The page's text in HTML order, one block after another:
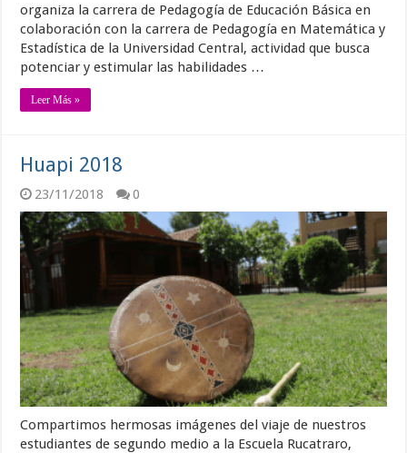
organiza la carrera de Pedagogía de Educación Básica en
colaboración con la carrera de Pedagogía en Matemática y
Estadística de la Universidad Central, actividad que busca
potenciar y estimular las habilidades …
Leer Más »
Huapi 2018
23/11/2018 0
Compartimos hermosas imágenes del viaje de nuestros
estudiantes de segundo medio a la Escuela Rucatraro,